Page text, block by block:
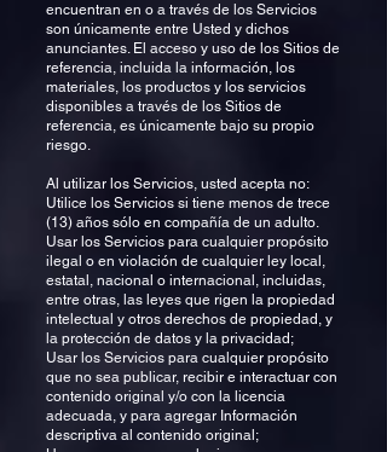
encuentran en o a través de los Servicios
son únicamente entre Usted y dichos
anunciantes. El acceso y uso de los Sitios de
referencia, incluida la información, los
materiales, los productos y los servicios
disponibles a través de los Sitios de
referencia, es únicamente bajo su propio
riesgo.
Al utilizar los Servicios, usted acepta no:
Utilice los Servicios si tiene menos de trece
(13) años sólo en compañía de un adulto.
Usar los Servicios para cualquier propósito
ilegal o en violación de cualquier ley local,
estatal, nacional o internacional, incluidas,
entre otras, las leyes que rigen la propiedad
intelectual y otros derechos de propiedad, y
la protección de datos y la privacidad;
Usar los Servicios para cualquier propósito
que no sea publicar, recibir e interactuar con
contenido original y/o con la licencia
adecuada, y para agregar Información
descriptiva al contenido original;